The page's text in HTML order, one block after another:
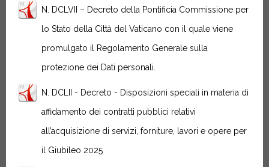
N. DCLVII – Decreto della Pontificia Commissione per
lo Stato della Città del Vaticano con il quale viene
promulgato il Regolamento Generale sulla
protezione dei Dati personali.
N. DCLII - Decreto - Disposizioni speciali in materia di
affidamento dei contratti pubblici relativi
all’acquisizione di servizi, forniture, lavori e opere per
il Giubileo 2025